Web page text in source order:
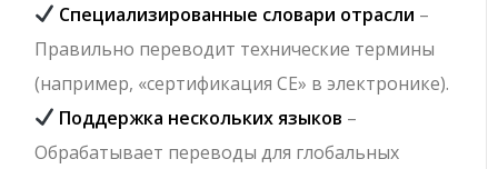
Специализированные словари отрасли –
Правильно переводит технические термины
(например, «сертификация CE» в электронике).
Поддержка нескольких языков –
Обрабатывает переводы для глобальных